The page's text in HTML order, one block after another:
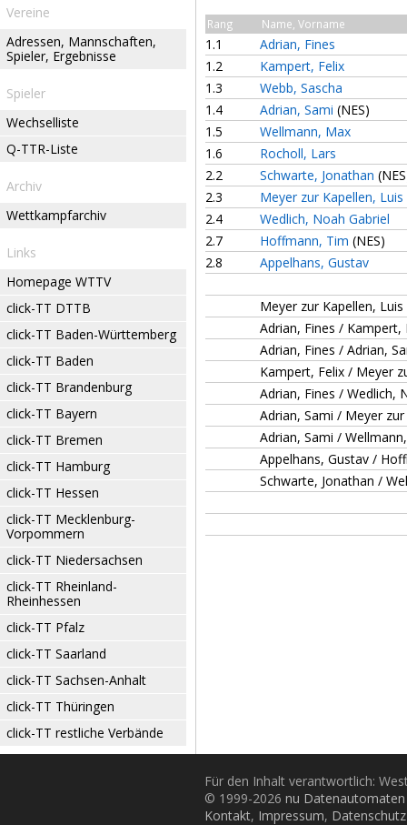
Vereine
Adressen, Mannschaften,
Spieler, Ergebnisse
Spieler
Wechselliste
Q-TTR-Liste
Archiv
Wettkampfarchiv
Links
Homepage WTTV
click-TT DTTB
click-TT Baden-Württemberg
click-TT Baden
click-TT Brandenburg
click-TT Bayern
click-TT Bremen
click-TT Hamburg
click-TT Hessen
click-TT Mecklenburg-
Vorpommern
click-TT Niedersachsen
click-TT Rheinland-
Rheinhessen
click-TT Pfalz
click-TT Saarland
click-TT Sachsen-Anhalt
click-TT Thüringen
click-TT restliche Verbände
Rang Name, Vorname
1.1
Adrian, Fines
1.2
Kampert, Felix
1.3
Webb, Sascha
1.4
Adrian, Sami (NES)
1.5
Wellmann, Max
1.6
Rocholl, Lars
2.2
Schwarte, Jonathan
2.3
Meyer zur Kapellen, Luis
2.4
Wedlich, Noah Gabriel
2.7
Hoffmann, Tim (NES)
2.8
Appelhans, Gustav
Meyer zur Kapellen,
Adrian, Fines / Kampert,
Adrian, Fines / Adrian,
Kampert, Felix / Meyer
Adrian, Fines / Wedlich,
Adrian, Sami / Meyer
Adrian, Sami /
Appelhans, Gustav /
Schwarte, Jonathan /
Für den Inhalt verantwortlich:
© 1999-2026 nu
Kontakt, Impressum, Datenschutz